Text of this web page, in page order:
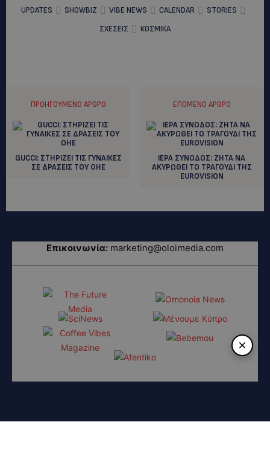
UPDATES SHOWBIZ VIBE NEWS CALENDAR
STORIES
ΣΧΕΣΕΙΣ
ΚΟΣΜΙΚΑ
ΠΡΟΗΓΟΎΜΕΝΟ ΆΡΘΡΟ
GUCCI: ΣΤΗΡΙΖΕΙ ΤΙΣ ΓΥΝΑΙΚΕΣ
ΣΕ ΔΡΑΣΕΙΣ ΤΟΥ ΟΗΕ
ΕΠΌΜΕΝΟ ΆΡΘΡΟ
ΙΕΡΑ ΣΥΝΟΔΟΣ: ZHTA NA
AKYΡΩΘΕΙ ΤΟ ΤΡΑΓΟΥΔΙ ΤΗΣ
EUROVISION
Επικοινωνία: marketing@oloimedia.com